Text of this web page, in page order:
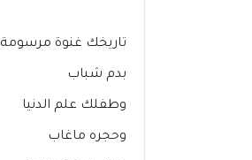
تاريخك غنوة مرسومة
بدم شباب
وطفلك علم الدنيا
وحجره ماغاب